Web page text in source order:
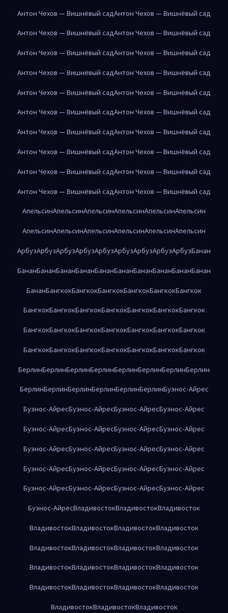
Антон Чехов — Вишнёвый садАнтон Чехов — Вишнёвый сад
Антон Чехов — Вишнёвый садАнтон Чехов — Вишнёвый сад
Антон Чехов — Вишнёвый садАнтон Чехов — Вишнёвый сад
Антон Чехов — Вишнёвый садАнтон Чехов — Вишнёвый сад
Антон Чехов — Вишнёвый садАнтон Чехов — Вишнёвый сад
Антон Чехов — Вишнёвый садАнтон Чехов — Вишнёвый сад
Антон Чехов — Вишнёвый садАнтон Чехов — Вишнёвый сад
Антон Чехов — Вишнёвый садАнтон Чехов — Вишнёвый сад
Антон Чехов — Вишнёвый садАнтон Чехов — Вишнёвый сад
Антон Чехов — Вишнёвый садАнтон Чехов — Вишнёвый сад
АпельсинАпельсинАпельсинАпельсинАпельсинАпельсин
АпельсинАпельсинАпельсинАпельсинАпельсинАпельсин
АрбузАрбузАрбузАрбузАрбузАрбузАрбузАрбузАрбузБанан
БананБананБананБананБананБананБананБананБананБанан
БананБангкокБангкокБангкокБангкокБангкокБангкок
БангкокБангкокБангкокБангкокБангкокБангкокБангкок
БангкокБангкокБангкокБангкокБангкокБангкокБангкок
БангкокБангкокБангкокБангкокБангкокБангкокБангкок
БерлинБерлинБерлинБерлинБерлинБерлинБерлинБерлин
БерлинБерлинБерлинБерлинБерлинБерлинБуэнос-Айрес
Буэнос-АйресБуэнос-АйресБуэнос-АйресБуэнос-Айрес
Буэнос-АйресБуэнос-АйресБуэнос-АйресБуэнос-Айрес
Буэнос-АйресБуэнос-АйресБуэнос-АйресБуэнос-Айрес
Буэнос-АйресБуэнос-АйресБуэнос-АйресБуэнос-Айрес
Буэнос-АйресБуэнос-АйресБуэнос-АйресБуэнос-Айрес
Буэнос-АйресВладивостокВладивостокВладивосток
ВладивостокВладивостокВладивостокВладивосток
ВладивостокВладивостокВладивостокВладивосток
ВладивостокВладивостокВладивостокВладивосток
ВладивостокВладивостокВладивостокВладивосток
ВладивостокВладивостокВладивосток